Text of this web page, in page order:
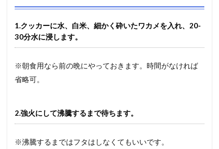
1.クッカーに水、白米、細かく砕いたワカメを入れ、20-
30分水に浸します。
※朝食用なら前の晩にやっておきます。時間がなければ
省略可。
2.強火にして沸騰するまで待ちます。
※沸騰するまではフタはしなくてもいいです。